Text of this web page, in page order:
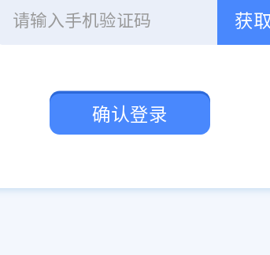
获
确认登录